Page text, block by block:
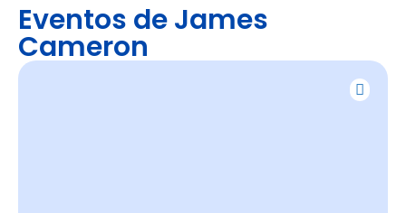
Eventos de James
Cameron